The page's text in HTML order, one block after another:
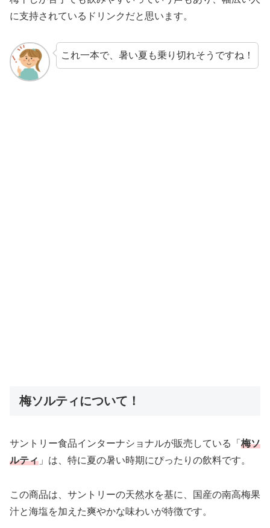
に支持されているドリンクだと思います。
これ一本で、暑い夏も乗り切れそうですね！
梅ソルティについて！
サントリー食品インターナショナルが販売している「 梅ソ
ルティ 」は、特に夏の暑い時期にぴったりの飲料です。
この商品は、サントリーの天然水を基に、国産の南高梅果
汁と海塩を加えた爽やかな味わいが特徴です。